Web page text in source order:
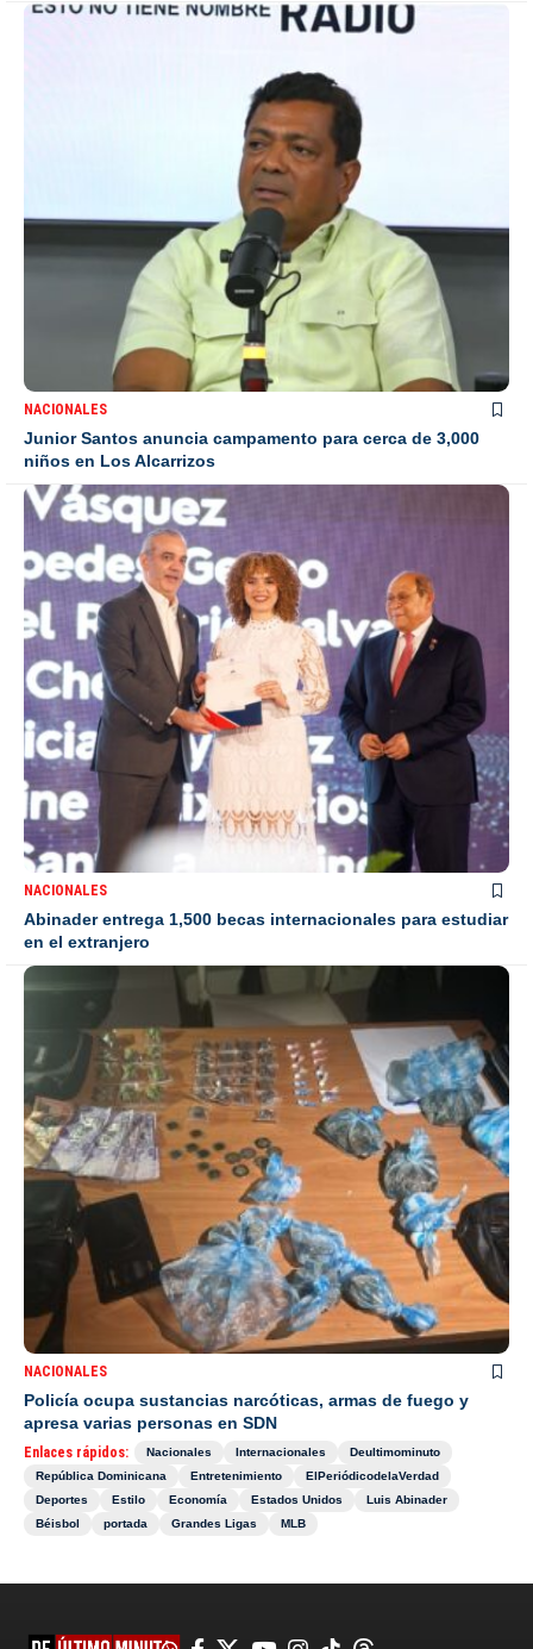
NACIONALES
Junior Santos anuncia campamento para cerca de 3,000
niños en Los Alcarrizos
NACIONALES
Abinader entrega 1,500 becas internacionales para estudiar
en el extranjero
NACIONALES
Policía ocupa sustancias narcóticas, armas de fuego y
apresa varias personas en SDN
Enlaces rápidos: Nacionales Internacionales
Deultimominuto
República Dominicana
Entretenimiento
ElPeriódicodelaVerdad
Deportes
Estilo Economía Estados Unidos
Luis Abinader
Béisbol
portada Grandes Ligas MLB